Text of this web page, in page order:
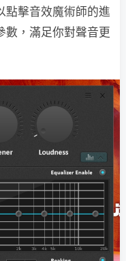
點擊音效魔術師的進
數，滿足你對聲音更